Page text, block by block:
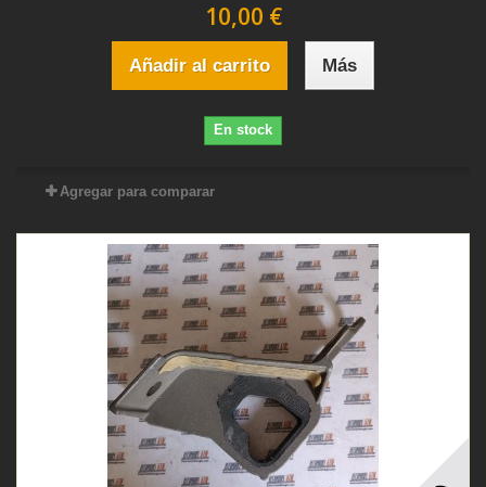
10,00 €
Añadir al carrito Más
En stock
Agregar para comparar